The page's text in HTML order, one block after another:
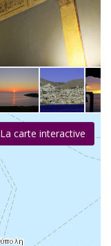
La carte interactive